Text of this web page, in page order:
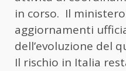
in corso. Il
aggiornamenti
dell’evoluzione del
Il rischio in Italia